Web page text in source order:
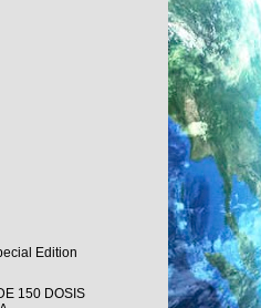
Edition
150 DOSIS